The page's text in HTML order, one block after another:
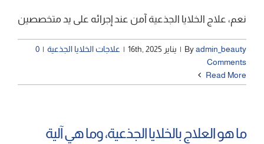
نعم، علاج الخلايا الجذعية آمن عند إجرائه على يد متخصصين
Byadmin_beauty
| يناير 16th, 2025 | علاجات الخلايا الجذعية |
0
Comments
Read More
ما هو العلاج بالخلايا الجذعية، وما هي آلية